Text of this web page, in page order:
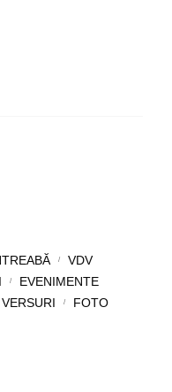
VDV
EVENIMENTE
VERSURI
FOTO